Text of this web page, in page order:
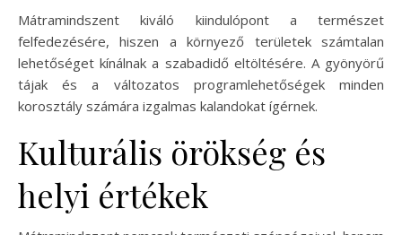
Mátramindszent kiváló kiindulópont a természet
felfedezésére, hiszen a környező területek számtalan
lehetőséget kínálnak a szabadidő eltöltésére. A gyönyörű
tájak és a változatos programlehetőségek minden
korosztály számára izgalmas kalandokat ígérnek.
Kulturális örökség és
helyi értékek